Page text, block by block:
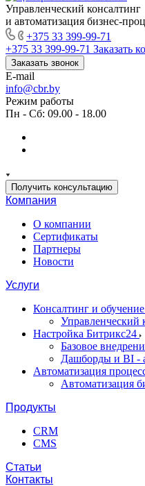
Управленческий консалтинг
и автоматизация бизнес-
+375 33 399-99-71
+375 33 399-99-71 Заказать
Заказать звонок
E-mail
info@cbr.by
Режим работы
Пн - Сб: 09.00 - 18.00
Получить консультацию
Компания
О компании
Сертификаты
Партнеры
Новости
Услуги
Консалтинг и обучение
Управленческий
Настройка Битрикс24
Базовое
Дашборды и BI -
Автоматизация
Автоматизация
Продукты
CRM
CMS
Статьи
Контакты